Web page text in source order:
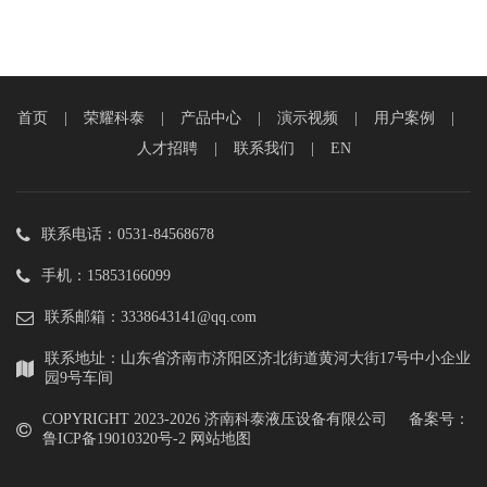
首页 荣耀科泰 产品中心 演示视频 用户案例
人才招聘
联系我们 EN
联系电话：0531-84568678
手机：15853166099
联系邮箱：3338643141@qq.com
联系地址：山东省济南市济阳区济北街道黄河大街17号中小企业
园9号车间
COPYRIGHT 2023-2026 济南科泰液压设备有限公司 备案号：
鲁ICP备19010320号-2 网站地图